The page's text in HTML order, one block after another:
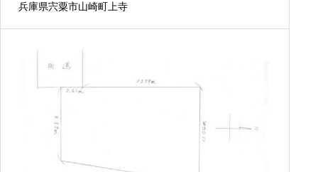
兵庫県宍粟市山崎町上寺